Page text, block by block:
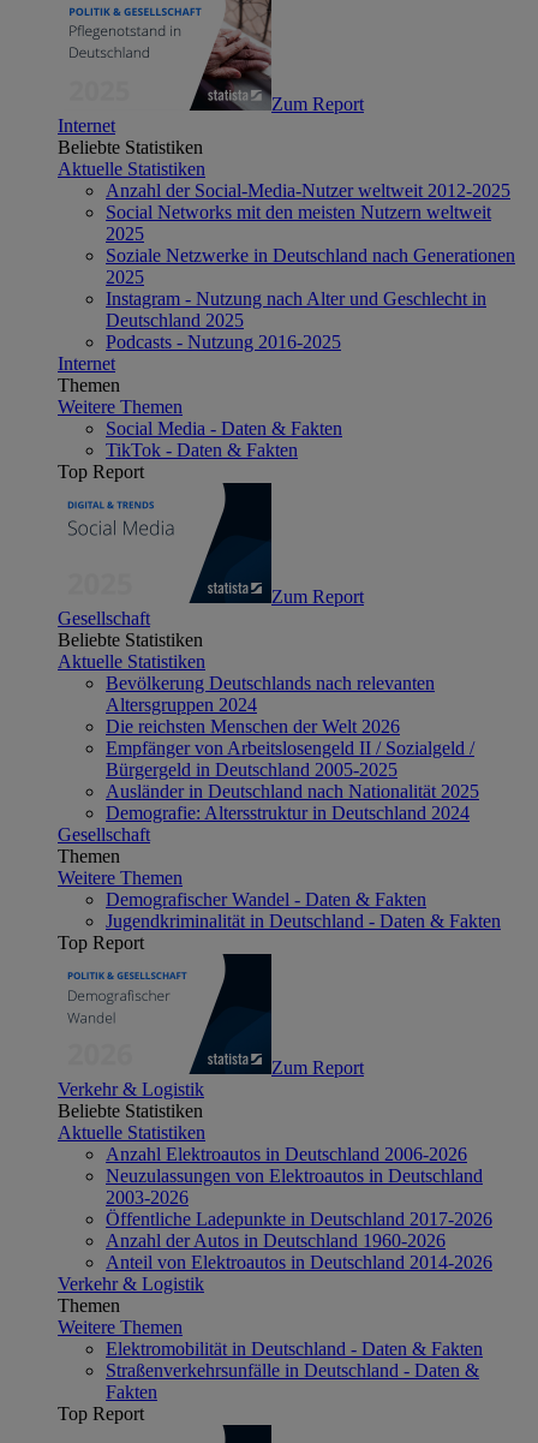
Zum Report
Internet
Beliebte Statistiken
Aktuelle Statistiken
Anzahl der Social-Media-Nutzer weltweit 2012-2025
Social Networks mit den meisten Nutzern weltweit
2025
Soziale Netzwerke in Deutschland nach Generationen
2025
Instagram - Nutzung nach Alter und Geschlecht in
Deutschland 2025
Podcasts - Nutzung 2016-2025
Internet
Themen
Weitere Themen
Social Media - Daten & Fakten
TikTok - Daten & Fakten
Top Report
Zum Report
Gesellschaft
Beliebte Statistiken
Aktuelle Statistiken
Bevölkerung Deutschlands nach relevanten
Altersgruppen 2024
Die reichsten Menschen der Welt 2026
Empfänger von Arbeitslosengeld II / Sozialgeld /
Bürgergeld in Deutschland 2005-2025
Ausländer in Deutschland nach Nationalität 2025
Demografie: Altersstruktur in Deutschland 2024
Gesellschaft
Themen
Weitere Themen
Demografischer Wandel - Daten & Fakten
Jugendkriminalität in Deutschland - Daten & Fakten
Top Report
Zum Report
Verkehr & Logistik
Beliebte Statistiken
Aktuelle Statistiken
Anzahl Elektroautos in Deutschland 2006-2026
Neuzulassungen von Elektroautos in Deutschland
2003-2026
Öffentliche Ladepunkte in Deutschland 2017-2026
Anzahl der Autos in Deutschland 1960-2026
Anteil von Elektroautos in Deutschland 2014-2026
Verkehr & Logistik
Themen
Weitere Themen
Elektromobilität in Deutschland - Daten & Fakten
Straßenverkehrsunfälle in Deutschland - Daten &
Fakten
Top Report